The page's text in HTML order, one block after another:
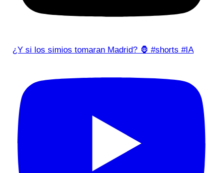
¿Y si los simios tomaran Madrid? 🦍 #shorts #IA